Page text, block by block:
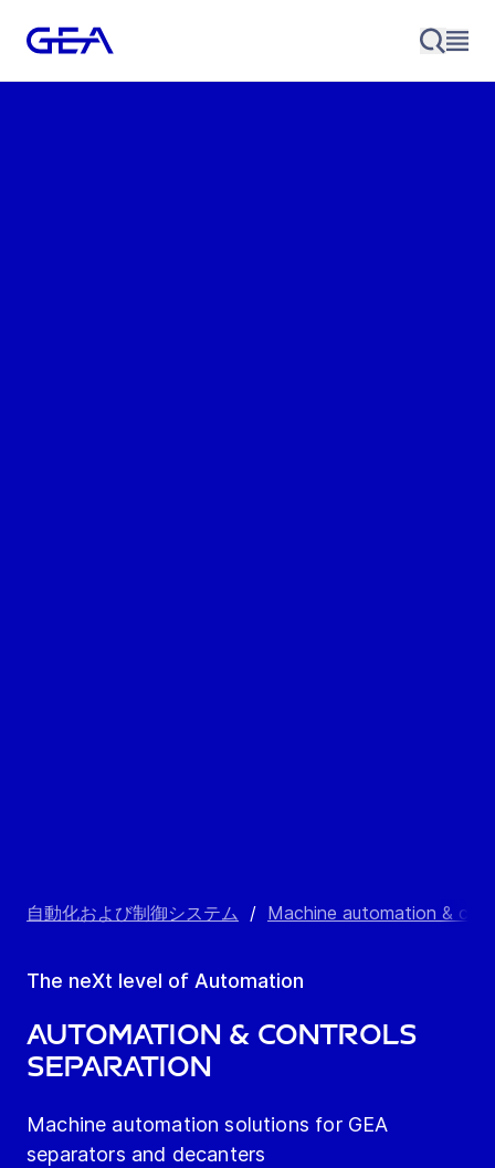
自動化および制御システム / Machine automation &
The neXt level of Automation
Automation & Controls
Separation
Machine automation solutions for GEA
separators and decanters